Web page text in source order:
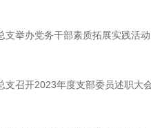
支举办党务干部素质拓展实践活动
支召开2023年度支部委员述职大